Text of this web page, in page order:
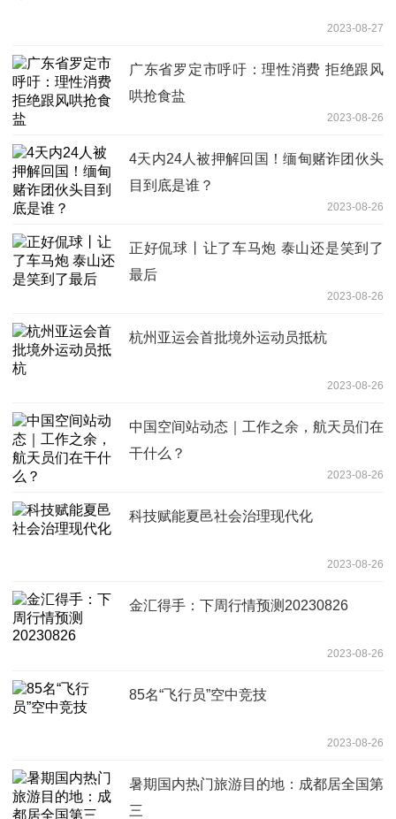
2023-08-27
广东省罗定市呼吁：理性消费 拒绝跟风
哄抢食盐
2023-08-26
4天内24人被押解回国！缅甸赌诈团伙头
目到底是谁？
2023-08-26
正好侃球丨让了车马炮 泰山还是笑到了
最后
2023-08-26
杭州亚运会首批境外运动员抵杭
2023-08-26
中国空间站动态｜工作之余，航天员们在
干什么？
2023-08-26
科技赋能夏邑社会治理现代化
2023-08-26
金汇得手：下周行情预测20230826
2023-08-26
85名“飞行员”空中竞技
2023-08-26
暑期国内热门旅游目的地：成都居全国第
三